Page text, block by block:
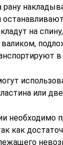
рану
на
валиком,
или
необходимо
как